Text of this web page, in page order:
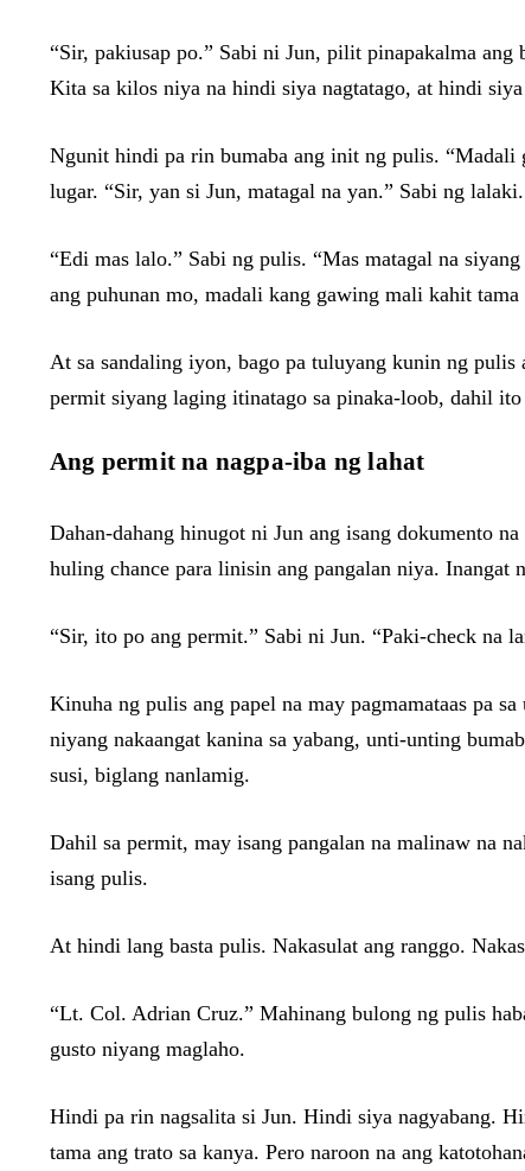
“Sir, pakiusap po.” Sabi ni Jun, pilit pinapakalma
Kita sa kilos niya na hindi siya nagtatago, at hindi
Ngunit hindi pa rin bumaba ang init ng pulis. “Madali
lugar. “Sir, yan si Jun, matagal na yan.” Sabi ng
“Edi mas lalo.” Sabi ng pulis. “Mas matagal na
ang puhunan mo, madali kang gawing mali kahit tama
At sa sandaling iyon, bago pa tuluyang kunin ng
permit siyang laging itinatago sa pinaka-loob, dahil
Ang permit na nagpa-iba ng lahat
Dahan-dahang hinugot ni Jun ang isang dokumento
huling chance para linisin ang pangalan niya. Inangat
“Sir, ito po ang permit.” Sabi ni Jun. “Paki-check na
Kinuha ng pulis ang papel na may pagmamataas pa
niyang nakaangat kanina sa yabang, unti-unting
susi, biglang nanlamig.
Dahil sa permit, may isang pangalan na malinaw na
isang pulis.
At hindi lang basta pulis. Nakasulat ang ranggo.
“Lt. Col. Adrian Cruz.” Mahinang bulong ng pulis
gusto niyang maglaho.
Hindi pa rin nagsalita si Jun. Hindi siya nagyabang.
tama ang trato sa kanya. Pero naroon na ang